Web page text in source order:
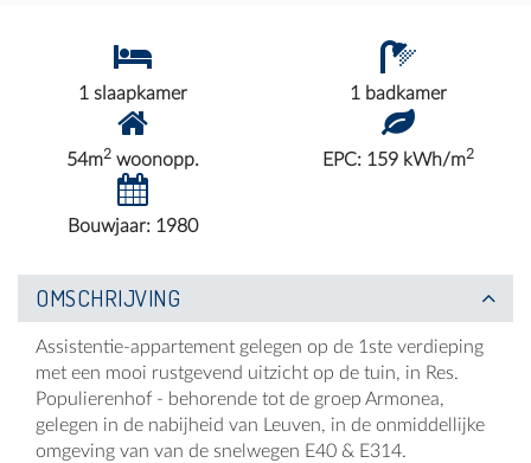
1 slaapkamer 1 badkamer
54m2 woonopp. EPC: 159 kWh/m2
Bouwjaar: 1980
OMSCHRIJVING
Assistentie-appartement gelegen op de 1ste verdieping
met een mooi rustgevend uitzicht op de tuin, in Res.
Populierenhof - behorende tot de groep Armonea,
gelegen in de nabijheid van Leuven, in de onmiddellijke
omgeving van van de snelwegen E40 & E314.